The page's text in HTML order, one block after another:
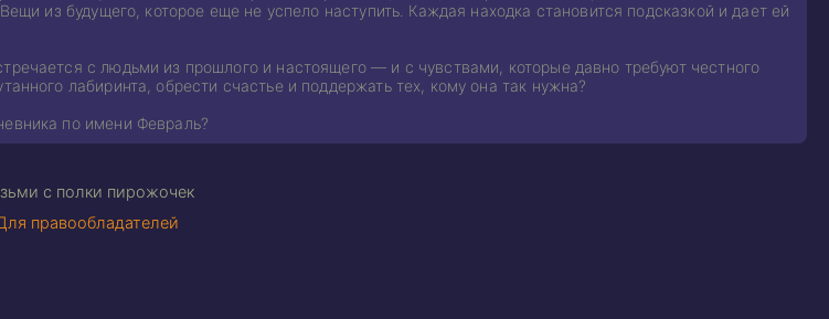
из будущего, которое еще не успело наступить. Каждая находка становится подсказкой и дает ей
с людьми из прошлого и настоящего — и с чувствами, которые давно требуют честного
лабиринта, обрести счастье и поддержать тех, кому она так нужна?
по имени Февраль?
с полки пирожочек
правообладателей